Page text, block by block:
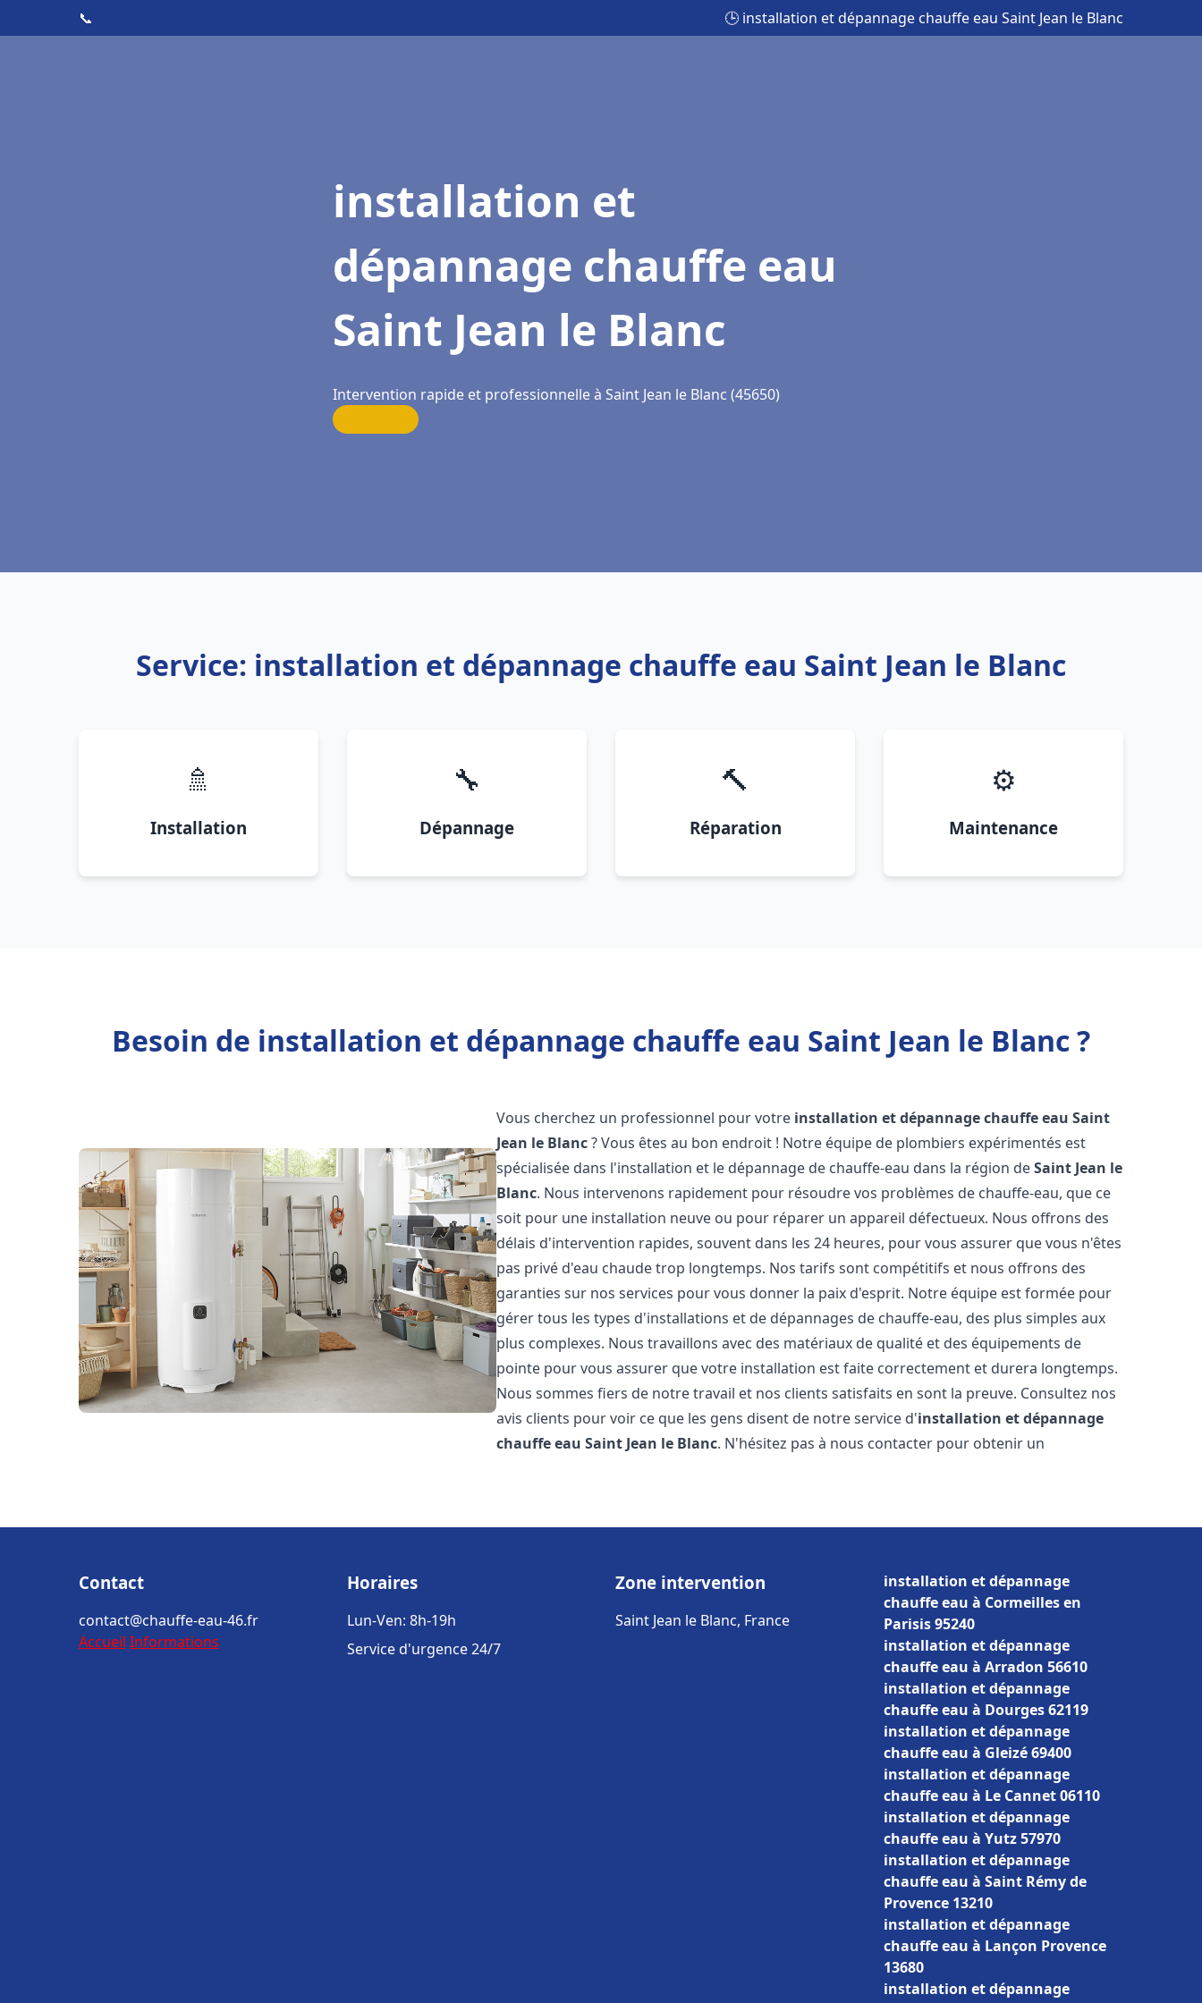
📞 🕒 installation et dépannage chauffe eau Saint Jean le Blanc
installation et
dépannage chauffe eau
Saint Jean le Blanc
Intervention rapide et professionnelle à Saint Jean le Blanc (45650)
Service: installation et dépannage chauffe eau Saint Jean le Blanc
🚿
Installation
🔧
Dépannage
🔨
Réparation
⚙️
Maintenance
Besoin de installation et dépannage chauffe eau Saint Jean le Blanc ?
Vous cherchez un professionnel pour votre installation et dépannage chauffe eau Saint
Jean le Blanc? Vous êtes au bon endroit ! Notre équipe de plombiers expérimentés est
spécialisée dans l'installation et le dépannage de chauffe-eau dans la région deSaint Jean le
Blanc. Nous intervenons rapidement pour résoudre vos problèmes de chauffe-eau, que ce
soit pour une installation neuve ou pour réparer un appareil défectueux. Nous offrons des
délais d'intervention rapides, souvent dans les 24 heures, pour vous assurer que vous n'êtes
pas privé d'eau chaude trop longtemps. Nos tarifs sont compétitifs et nous offrons des
garanties sur nos services pour vous donner la paix d'esprit. Notre équipe est formée pour
gérer tous les types d'installations et de dépannages de chauffe-eau, des plus simples aux
plus complexes. Nous travaillons avec des matériaux de qualité et des équipements de
pointe pour vous assurer que votre installation est faite correctement et durera longtemps.
Nous sommes fiers de notre travail et nos clients satisfaits en sont la preuve. Consultez nos
avis clients pour voir ce que les gens disent de notre service d'installation et dépannage
chauffe eau Saint Jean le Blanc. N'hésitez pas à nous contacter pour obtenir un
Contact
contact@chauffe-eau-46.fr
Accueil Informations
Horaires
Lun-Ven: 8h-19h
Service d'urgence 24/7
Zone intervention
Saint Jean le Blanc, France
installation et dépannage
chauffe eau à Cormeilles en
Parisis 95240
installation et dépannage
chauffe eau à Arradon 56610
installation et dépannage
chauffe eau à Dourges 62119
installation et dépannage
chauffe eau à Gleizé 69400
installation et dépannage
chauffe eau à Le Cannet 06110
installation et dépannage
chauffe eau à Yutz 57970
installation et dépannage
chauffe eau à Saint Rémy de
Provence 13210
installation et dépannage
chauffe eau à Lançon Provence
13680
installation et dépannage